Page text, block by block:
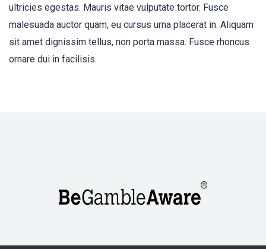
ultricies egestas. Mauris vitae vulputate tortor. Fusce
malesuada auctor quam, eu cursus urna placerat in. Aliquam
sit amet dignissim tellus, non porta massa. Fusce rhoncus
ornare dui in facilisis.